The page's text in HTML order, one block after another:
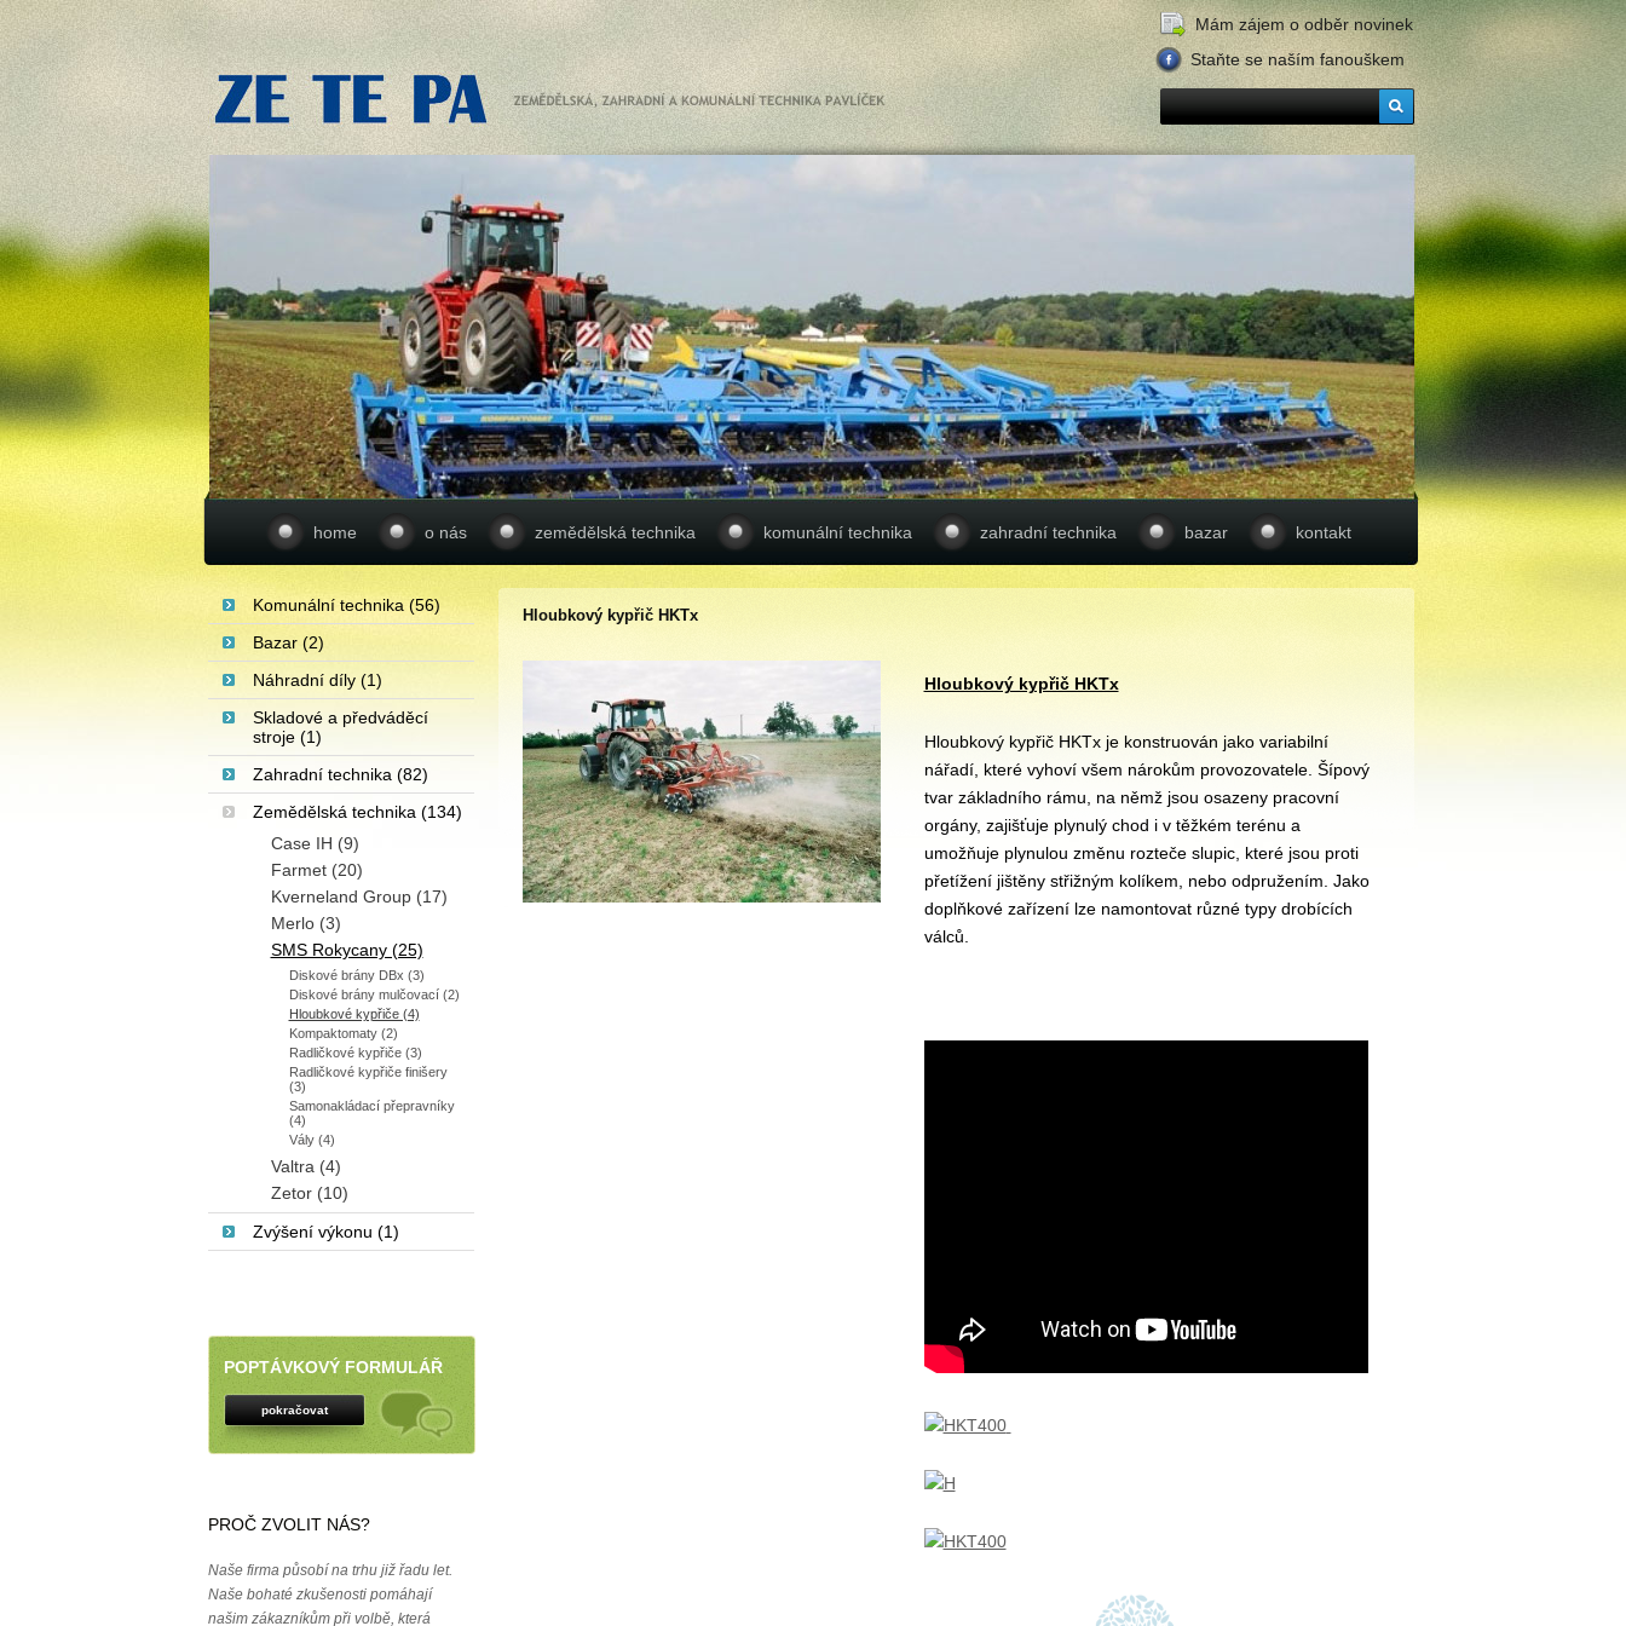
home o nás zemědělská technika komunální technika zahradní technika bazar kontakt
Mám zájem o odběr novinek
Staňte se naším fanouškem
Hloubkový kypřič HKTx
Hloubkový kypřič HKTx
Hloubkový kypřič HKTx je konstruován jako variabilní
nářadí, které vyhoví všem nárokům provozovatele. Šípový
tvar základního rámu, na němž jsou osazeny pracovní
orgány, zajišťuje plynulý chod i v těžkém terénu a
umožňuje plynulou změnu rozteče slupic, které jsou proti
přetížení jištěny střižným kolíkem, nebo odpružením. Jako
doplňkové zařízení lze namontovat různé typy drobících
válců.
Komunální technika (56)
Bazar (2)
Náhradní díly (1)
Skladové a předváděcí
stroje (1)
Zahradní technika (82)
Zemědělská technika (134)
Case IH (9)
Farmet (20)
Kverneland Group (17)
Merlo (3)
SMS Rokycany (25)
Diskové brány DBx (3)
Diskové brány mulčovací (2)
Hloubkové kypřiče (4)
Kompaktomaty (2)
Radličkové kypřiče (3)
Radličkové kypřiče finišery
(3)
Samonakládací přepravníky
(4)
Vály (4)
Valtra (4)
Zetor (10)
Zvýšení výkonu (1)
POPTÁVKOVÝ FORMULÁŘ
pokračovat
PROČ ZVOLIT NÁS?
Naše firma působí na trhu již řadu let.
Naše bohaté zkušenosti pomáhají
našim zákazníkům při volbě, která